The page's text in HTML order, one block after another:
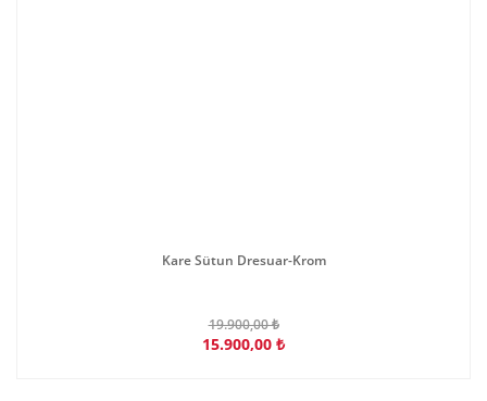
Kare Sütun Dresuar-Krom
19.900,00 ₺
15.900,00 ₺